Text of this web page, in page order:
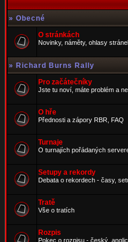
» Obecné
O stránkách
Novinky, náměty, ohlasy
» Richard Burns Rally
Pro začátečníky
Jste tu noví, máte problém a
O hře
Přednosti a zápory RBR, FAQ
Turnaje
O turnajích pořádaných
Setupy a rekordy
Debata o rekordech - časy,
Tratě
Vše o tratích
Rozpis
Pokec o rozpisu - český,